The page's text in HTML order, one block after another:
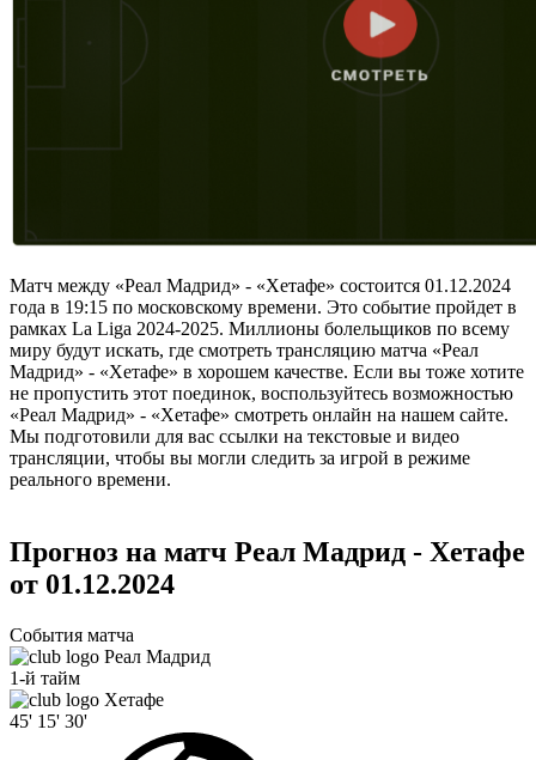
Матч между «Реал Мадрид» - «Хетафе» состоится 01.12.2024
года в 19:15 по московскому времени. Это событие пройдет в
рамках La Liga 2024-2025. Миллионы болельщиков по всему
миру будут искать, где смотреть трансляцию матча «Реал
Мадрид» - «Хетафе» в хорошем качестве. Если вы тоже хотите
не пропустить этот поединок, воспользуйтесь возможностью
«Реал Мадрид» - «Хетафе» смотреть онлайн на нашем сайте.
Мы подготовили для вас ссылки на текстовые и видео
трансляции, чтобы вы могли следить за игрой в режиме
реального времени.
Прогноз на матч Реал Мадрид - Хетафе
от 01.12.2024
События матча
Реал Мадрид
1-й тайм
Хетафе
45' 15' 30'